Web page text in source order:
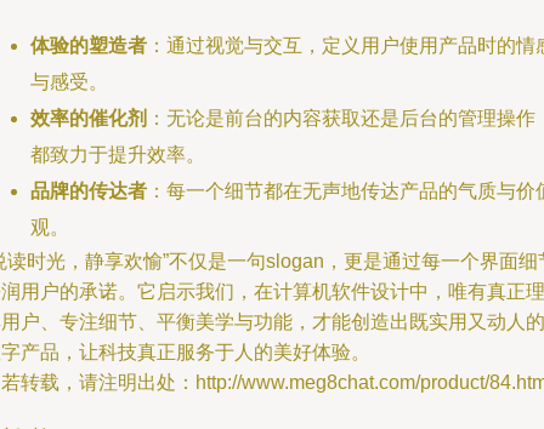
体验的塑造者 ：通过视觉与交互，定义用户使用产品时的情
与感受。
效率的催化剂 ：无论是前台的内容获取还是后台的管理操作
都致力于提升效率。
品牌的传达者 ：每一个细节都在无声地传达产品的气质与价
观。
读时光，静享欢愉”不仅是一句slogan，更是通过每一个界面细
用户的承诺。它启示我们，在计算机软件设计中，唯有真正理
户、专注细节、平衡美学与功能，才能创造出既实用又动人的
产品，让科技真正服务于人的美好体验。
转载，请注明出处：http://www.meg8chat.com/product/